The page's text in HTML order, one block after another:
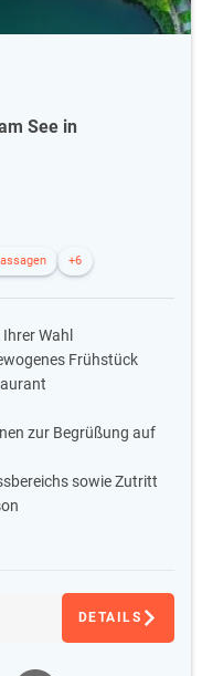
See in
+6
Wahl
Frühstück
zur Begrüßung auf
sowie Zutritt
DETAILS